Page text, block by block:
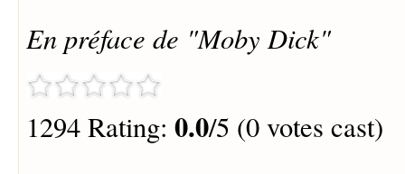
En préface de "Moby Dick"
1294 Rating: 0.0/5 (0 votes cast)